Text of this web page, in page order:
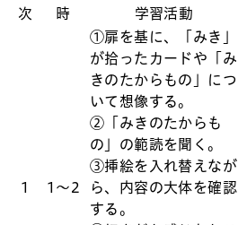
次
時 学習活動
1 1〜2
①扉を基に、「みき」
が拾ったカードや「み
きのたからもの」につ
いて想像する。
②「みきのたからも
の」の範読を聞く。
③挿絵を入れ替えなが
ら、内容の大体を確認
する。